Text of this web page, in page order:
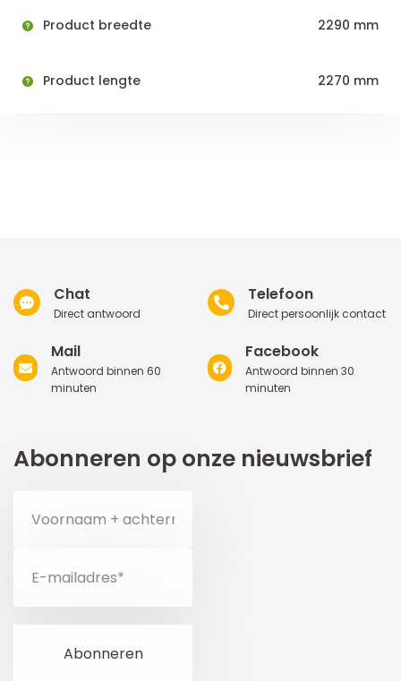
Product breedte 2290 mm
Product lengte 2270 mm
Chat
Direct antwoord
Telefoon
Direct persoonlijk contact
Mail
Antwoord binnen 60
minuten
Facebook
Antwoord binnen 30
minuten
Abonneren op onze nieuwsbrief